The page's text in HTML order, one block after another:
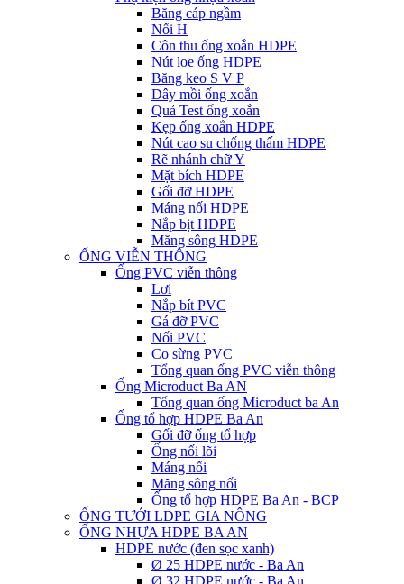
Băng cáp ngầm
Nối H
Côn thu ống xoắn HDPE
Nút loe ống HDPE
Băng keo S V P
Dây mồi ống xoắn
Quả Test ống xoắn
Kẹp ống xoắn HDPE
Nút cao su chống thấm HDPE
Rẽ nhánh chữ Y
Mặt bích HDPE
Gối đỡ HDPE
Máng nối HDPE
Nắp bịt HDPE
Măng sông HDPE
ỐNG VIỄN THÔNG
Ống PVC viễn thông
Lơi
Nắp bít PVC
Gá đỡ PVC
Nối PVC
Co sừng PVC
Tổng quan ống PVC viễn thông
Ống Microduct Ba AN
Tổng quan ống Microduct ba An
Ống tổ hợp HDPE Ba An
Gối đỡ ống tổ hợp
Ống nối lõi
Máng nối
Măng sông nối
Ống tổ hợp HDPE Ba An - BCP
ỐNG TƯỚI LDPE GIA NÔNG
ỐNG NHỰA HDPE BA AN
HDPE nước (đen sọc xanh)
Ø 25 HDPE nước - Ba An